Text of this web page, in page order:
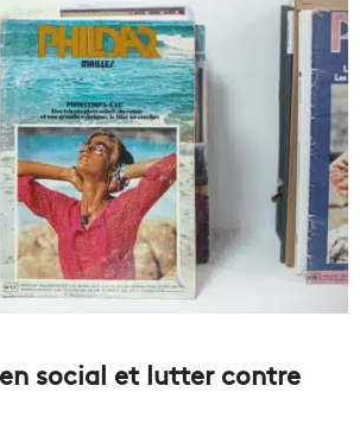
social et lutter contre